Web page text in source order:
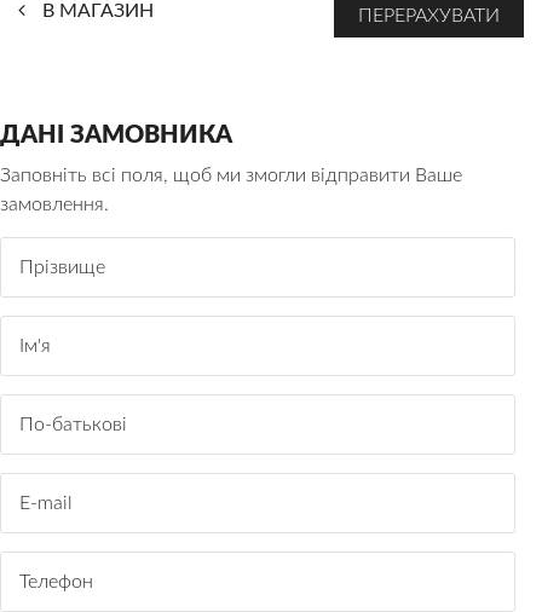
В МАГАЗИН
ДАНІ ЗАМОВНИКА
Заповніть всі поля, щоб ми змогли відправити Ваше
замовлення.